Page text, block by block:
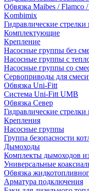
Обвязка Maibes / Flamco
Kombimix
Гидравлические
Комплектующие
Крепление
Насосные группы без
Насосные группы с
Насосные группы со
Сервоприводы для
Обвязка Uni-Fitt
Система Uni-Fitt UMB
Обвязка Север
Гидравлические
Крепления
Насосные группы
Группа безопасности
Дымоходы
Комплекты дымоходов
Универсальные
Обвязка
Арматура подключения